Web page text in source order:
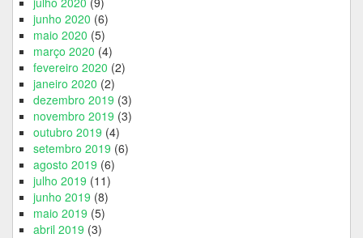
junho 2020 (6)
maio 2020 (5)
março 2020 (4)
fevereiro 2020 (2)
janeiro 2020 (2)
dezembro 2019 (3)
novembro 2019 (3)
outubro 2019 (4)
setembro 2019 (6)
agosto 2019 (6)
julho 2019 (11)
junho 2019 (8)
maio 2019 (5)
abril 2019 (3)